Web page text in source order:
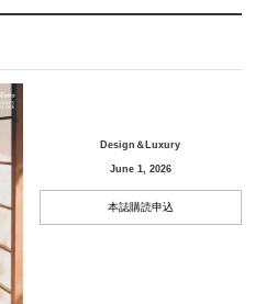
Design＆Luxury
June 1, 2026
本誌購読申込